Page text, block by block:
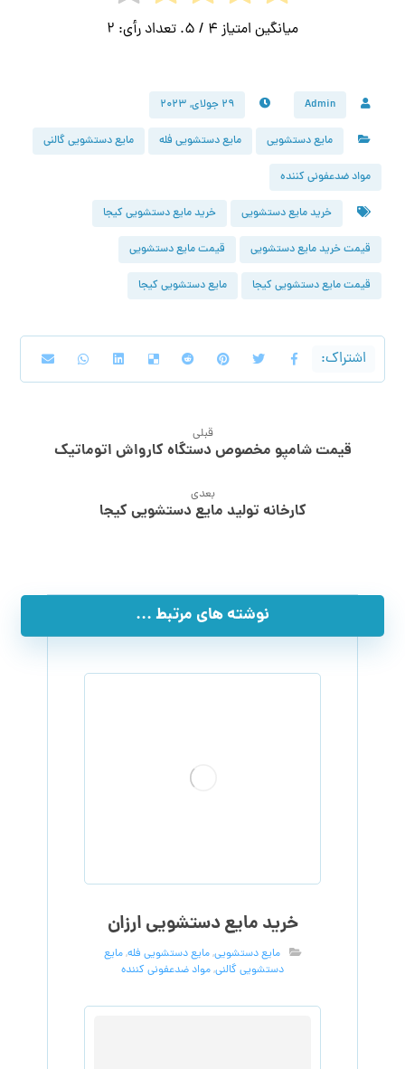
میانگین امتیاز 4 / 5. تعداد رأی: 2
Admin ۲۹ جولای, ۲۰۲۳
مایع دستشویی مایع دستشویی فله مایع دستشویی گالنی
مواد ضدعفونی کننده
خرید مایع دستشویی خرید مایع دستشویی کیجا
قیمت خرید مایع دستشویی قیمت مایع دستشویی
قیمت مایع دستشویی کیجا مایع دستشویی کیجا
قبلی
قیمت شامپو مخصوص دستگاه کارواش اتوماتیک
بعدی
کارخانه تولید مایع دستشویی کیجا
نوشته های مرتبط ...
خرید مایع دستشویی ارزان
مایع دستشویی,مایع دستشویی فله,مایع
دستشویی گالنی,مواد ضدعفونی کننده